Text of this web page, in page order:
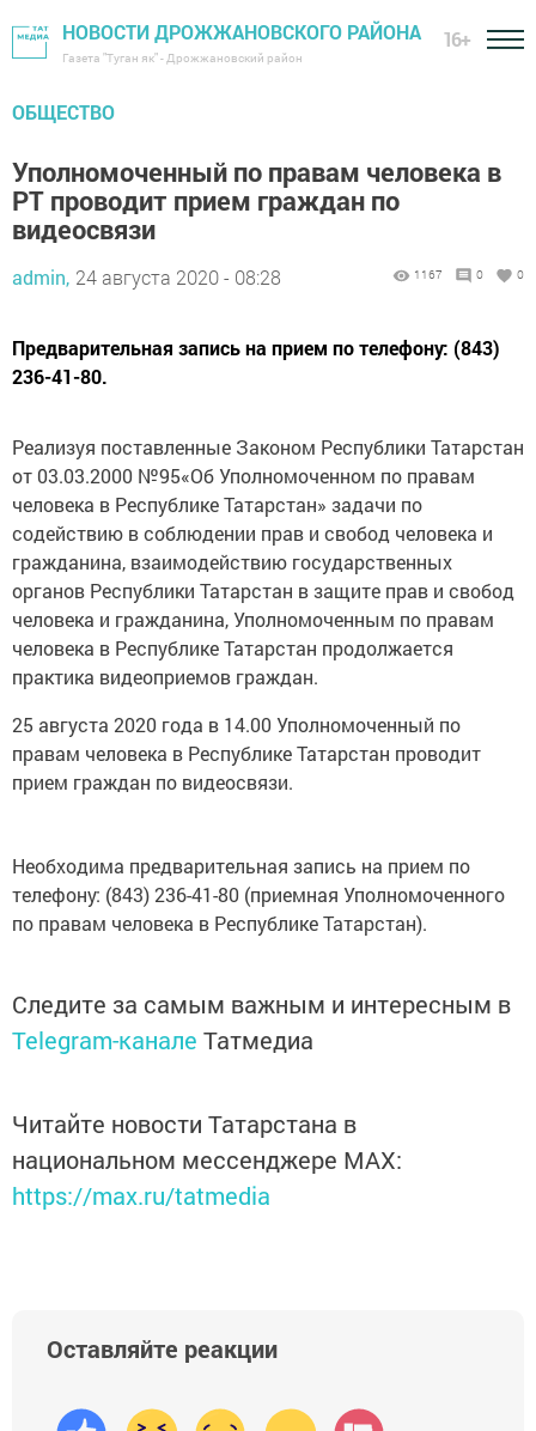
НОВОСТИ ДРОЖЖАНОВСКОГО РАЙОНА
Газета "Туган як" - Дрожжановский район
16+
ОБЩЕСТВО
Уполномоченный по правам человека в
РТ проводит прием граждан по
видеосвязи
admin, 24 августа 2020 - 08:28 1167 0 0
Предварительная запись на прием по телефону: (843)
236-41-80.
Реализуя поставленные Законом Республики Татарстан
от 03.03.2000 №95«Об Уполномоченном по правам
человека в Республике Татарстан» задачи по
содействию в соблюдении прав и свобод человека и
гражданина, взаимодействию государственных
органов Республики Татарстан в защите прав и свобод
человека и гражданина, Уполномоченным по правам
человека в Республике Татарстан продолжается
практика видеоприемов граждан.
25 августа 2020 года в 14.00 Уполномоченный по
правам человека в Республике Татарстан проводит
прием граждан по видеосвязи.
Необходима предварительная запись на прием по
телефону: (843) 236-41-80 (приемная Уполномоченного
по правам человека в Республике Татарстан).
Следите за самым важным и интересным в
Telegram-канале Татмедиа
Читайте новости Татарстана в
национальном мессенджере MАХ:
https://max.ru/tatmedia
Оставляйте реакции